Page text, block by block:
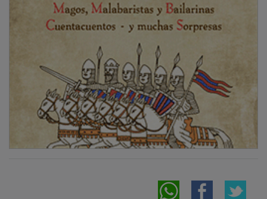
El Centro Comercial Ferial Plaza y la AECC
impulsan una campaña sobre hábitos
saludables